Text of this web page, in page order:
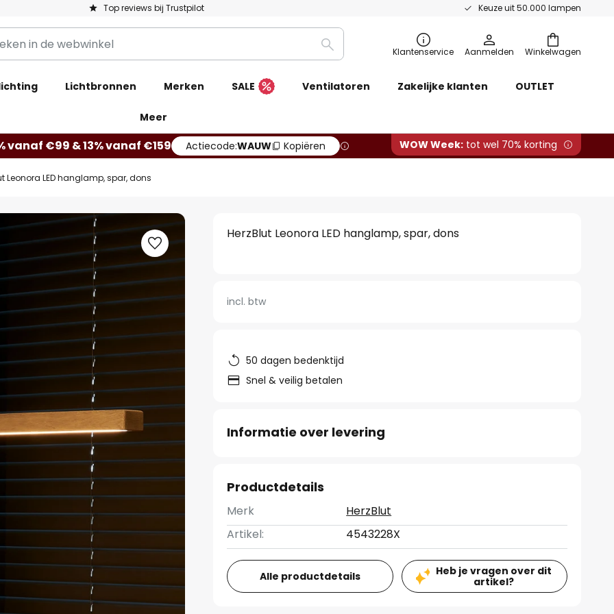
Top reviews bij Trustpilot Keuze uit 50.000 lampen
Winkelwagen
Zoeken Klantenservice Aanmelden
Lichtbronnen Merken SALE Ventilatoren Zakelijke klanten OUTLET
Meer
vanaf €99 & 13% vanaf €159 Actiecode:WAUW Kopiëren WOW Week: tot wel 70% korting
Leonora LED hanglamp, spar, dons
HerzBlut Leonora LED hanglamp, spar, dons
incl. btw
50 dagen bedenktijd
Snel & veilig betalen
Informatie over levering
Productdetails
Merk
HerzBlut
Artikel:
4543228X
Alle productdetails
Heb je vragen over dit
artikel?